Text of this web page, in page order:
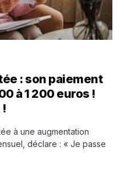
: son paiement
à 1 200 euros !
!
à une augmentation
déclare : « Je passe